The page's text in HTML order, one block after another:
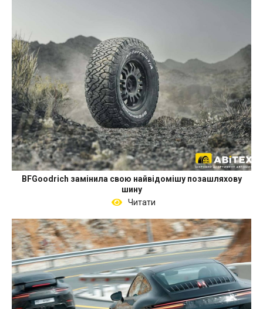
BFGoodrich замінила свою найвідомішу позашляхову
шину
Читати